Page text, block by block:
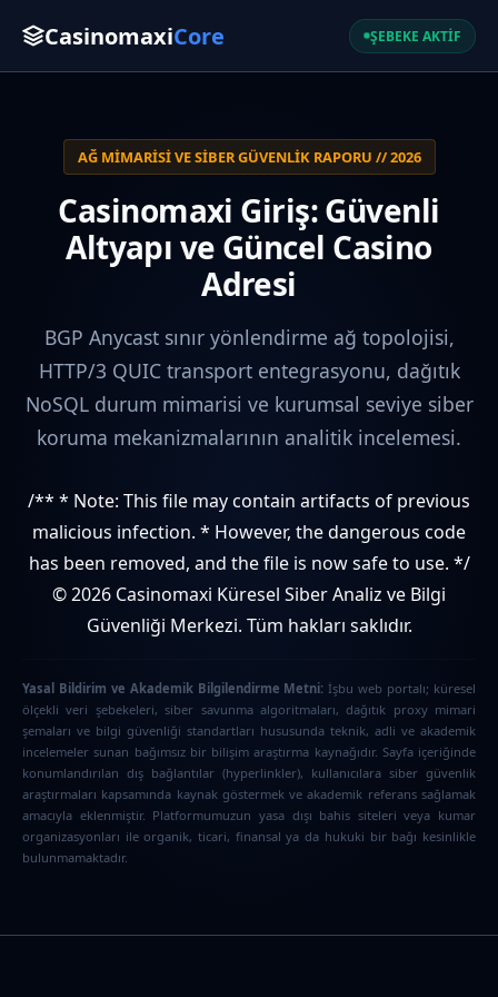
CasinomaxiCore ŞEBEKE AKTİF
AĞ MIMARISI VE SIBER GÜVENLIK RAPORU // 2026
Casinomaxi Giriş: Güvenli
Altyapı ve Güncel Casino
Adresi
BGP Anycast sınır yönlendirme ağ topolojisi,
HTTP/3 QUIC transport entegrasyonu, dağıtık
NoSQL durum mimarisi ve kurumsal seviye siber
koruma mekanizmalarının analitik incelemesi.
/** * Note: This file may contain artifacts of previous
malicious infection. * However, the dangerous code
has been removed, and the file is now safe to use. */
© 2026 Casinomaxi Küresel Siber Analiz ve Bilgi
Güvenliği Merkezi. Tüm hakları saklıdır.
Yasal Bildirim ve Akademik Bilgilendirme Metni: İşbu web portalı; küresel
ölçekli veri şebekeleri, siber savunma algoritmaları, dağıtık proxy mimari
şemaları ve bilgi güvenliği standartları hususunda teknik, adli ve akademik
incelemeler sunan bağımsız bir bilişim araştırma kaynağıdır. Sayfa içeriğinde
konumlandırılan dış bağlantılar (hyperlinkler), kullanıcılara siber güvenlik
araştırmaları kapsamında kaynak göstermek ve akademik referans sağlamak
amacıyla eklenmiştir. Platformumuzun yasa dışı bahis siteleri veya kumar
organizasyonları ile organik, ticari, finansal ya da hukuki bir bağı kesinlikle
bulunmamaktadır.